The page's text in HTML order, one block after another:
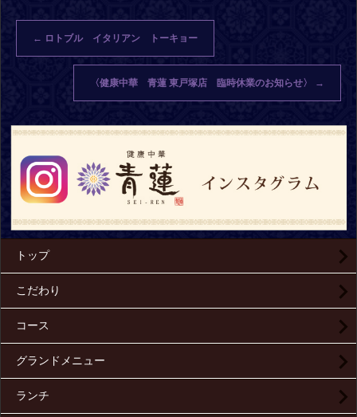
← ロトブル イタリアン トーキョー
〈健康中華 青蓮 東戸塚店 臨時休業のお知らせ〉 →
トップ
こだわり
コース
グランドメニュー
ランチ